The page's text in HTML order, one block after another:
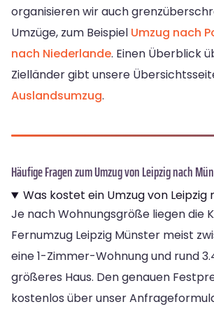
organisieren wir auch
Umzüge, zum Beispiel Umzug nach
nach Niederlande. Einen Überblick
Zielländer gibt unsere
Auslandsumzug.
Häufige Fragen zum Umzug von Leipzig nach
Was kostet ein Umzug von Leipzig
Je nach Wohnungsgröße liegen die
Fernumzug Leipzig Münster meist
eine 1-Zimmer-Wohnung und rund
größeres Haus. Den genauen
kostenlos über unser